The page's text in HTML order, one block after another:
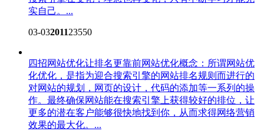
实自己。...
03-03201123550
四招网站优化让排名更靠前网站优化概念：所谓网站优
化优化，是指为迎合搜索引擎的网站排名规则而进行的
对网站的规划，网页的设计，代码的添加等一系列的操
作。最终确保网站能在搜索引擎上获得较好的排位，让
更多的潜在客户能够很快地找到你，从而求得网络营销
效果的最大化。...